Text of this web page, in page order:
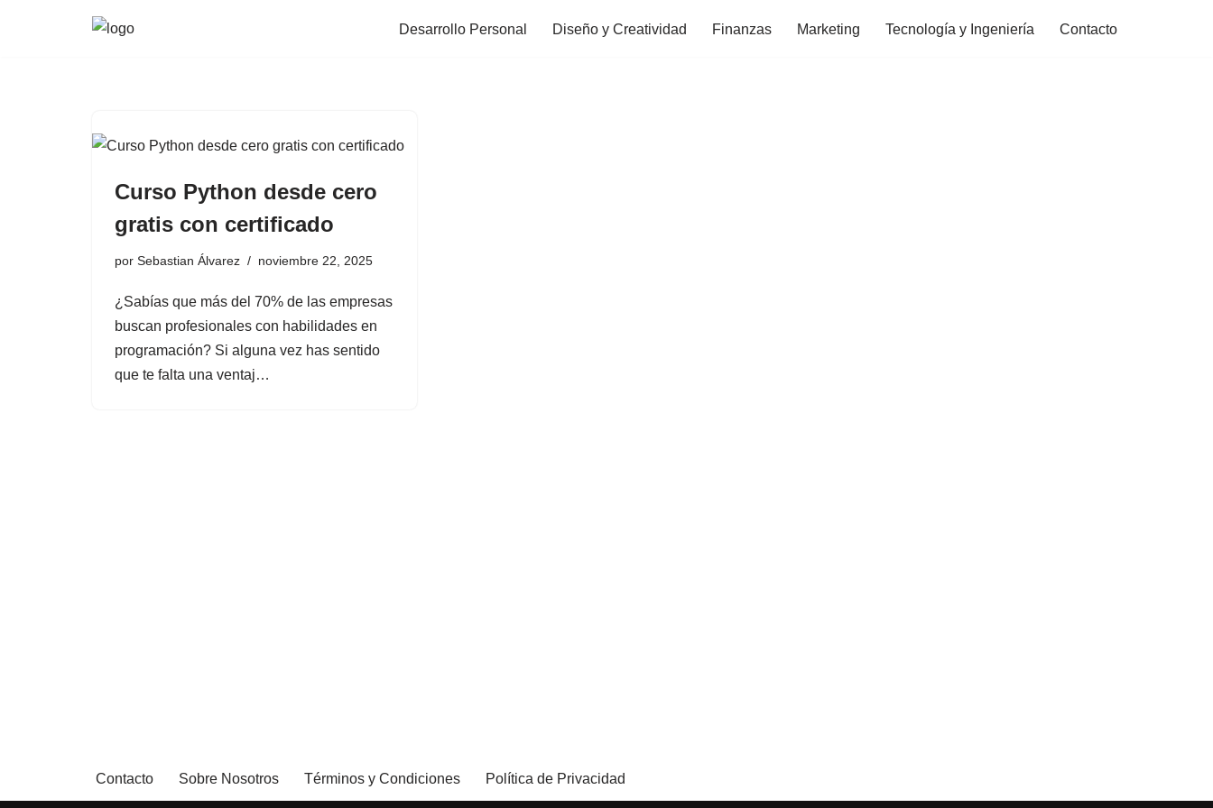
Desarrollo Personal Diseño y Creatividad Finanzas Marketing Tecnología y Ingeniería Contacto
Curso Python desde cero
gratis con certificado
por Sebastian Álvarez noviembre 22, 2025
¿Sabías que más del 70% de las empresas
buscan profesionales con habilidades en
programación? Si alguna vez has sentido
que te falta una ventaj…
Contacto Sobre Nosotros Términos y Condiciones Política de Privacidad